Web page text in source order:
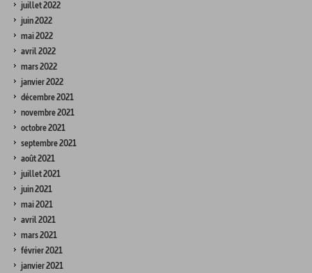
juillet 2022
juin 2022
mai 2022
avril 2022
mars 2022
janvier 2022
décembre 2021
novembre 2021
octobre 2021
septembre 2021
août 2021
juillet 2021
juin 2021
mai 2021
avril 2021
mars 2021
février 2021
janvier 2021